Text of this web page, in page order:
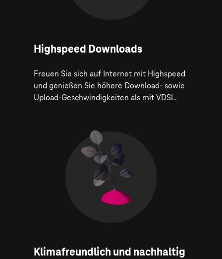
Highspeed Downloads
Freuen Sie sich auf Internet mit Highspeed
und genießen Sie höhere Download- sowie
Upload-Geschwindigkeiten als mit VDSL.
Klima­freundlich und nachhaltig